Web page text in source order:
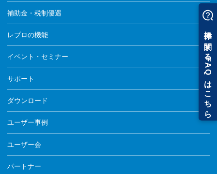
補助金・税制優遇
レブロの機能
イベント・セミナー
サポート
ダウンロード
ユーザー事例
ユーザー会
パートナー